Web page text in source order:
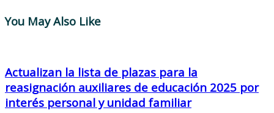
You May Also Like
Actualizan la lista de plazas para la
reasignación auxiliares de educación 2025 por
interés personal y unidad familiar